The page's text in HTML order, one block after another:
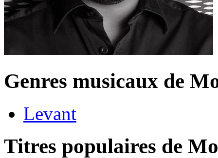
Genres musicaux de
Levant
Titres populaires de